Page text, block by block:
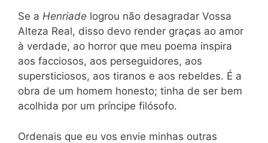
Se a Henriade logrou não desagradar Vossa
Alteza Real, disso devo render graças ao amor
à verdade, ao horror que meu poema inspira
aos facciosos, aos perseguidores, aos
supersticiosos, aos tiranos e aos rebeldes. É a
obra de um homem honesto; tinha de ser bem
acolhida por um príncipe filósofo.
Ordenais que eu vos envie minhas outras